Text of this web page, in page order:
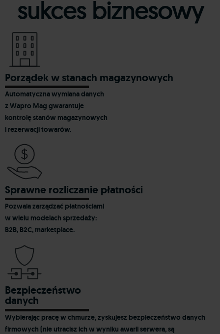
sukces biznesowy
Porządek w stanach magazynowych
Automatyczna wymiana danych
z Wapro Mag gwarantuje
kontrolę stanów magazynowych
i rezerwacji towarów.
Sprawne rozliczanie płatności
Pozwala zarządzać płatnościami
w wielu modelach sprzedaży:
B2B, B2C, marketplace.
Bezpieczeństwo
danych
Wybierając pracęw chmurze,zyskujesz bezpieczeństwo danych
firmowych (nie utracisz ich w wyniku awarii serwera, są